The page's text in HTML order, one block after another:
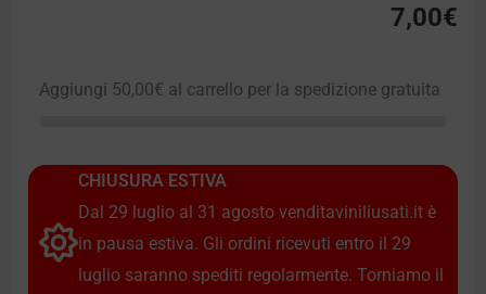
7,00€
Aggiungi 50,00€ al carrello per la spedizione gratuita
CHIUSURA ESTIVA
Dal 29 luglio al 31 agosto venditaviniliusati.it è
in pausa estiva. Gli ordini ricevuti entro il 29
luglio saranno spediti regolarmente. Torniamo il